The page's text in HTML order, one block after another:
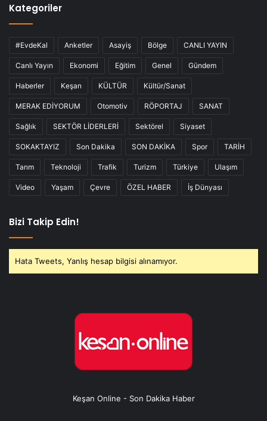
Kategoriler
#EvdeKal Anketler Asayiş Bölge CANLI YAYIN
Canlı Yayın Ekonomi Eğitim Genel Gündem
Haberler Keşan KÜLTÜR Kültür/Sanat
MERAK EDİYORUM Otomotiv RÖPORTAJ SANAT
Sağlık SEKTÖR LİDERLERİ Sektörel Siyaset
SOKAKTAYIZ Son Dakika SON DAKİKA Spor TARİH
Tarım Teknoloji Trafik Turizm Türkiye Ulaşım
Video Yaşam Çevre ÖZEL HABER İş Dünyası
Bizi Takip Edin!
Hata Tweets, Yanlış hesap bilgisi alınamıyor.
Keşan Online - Son Dakika Haber